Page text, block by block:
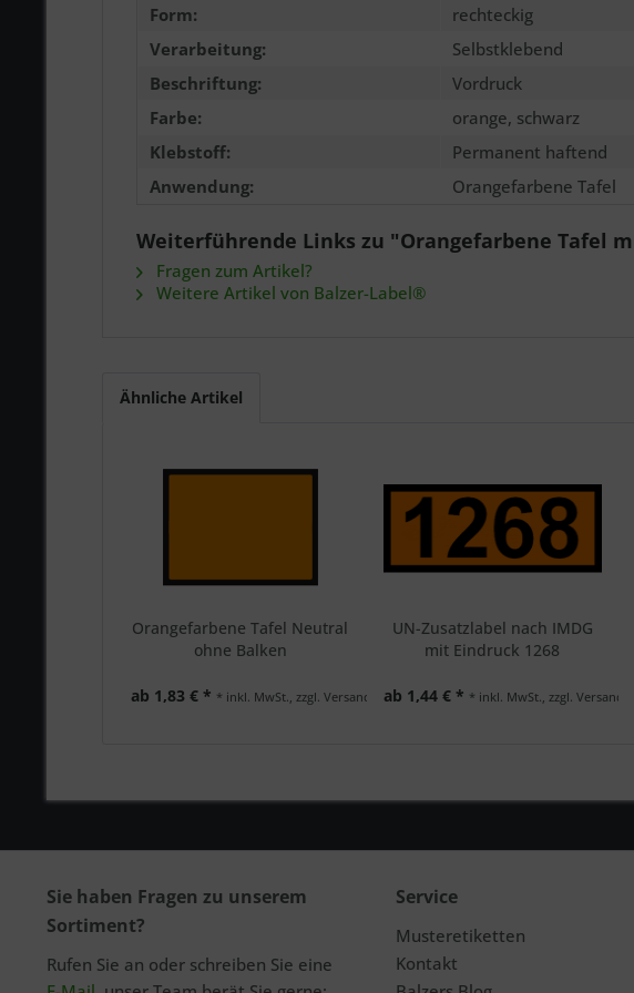
Form:
rechteckig
Verarbeitung:
Selbstklebend
Beschriftung:
Vordruck
Farbe:
orange, schwarz
Klebstoff:
Permanent haftend
Anwendung:
Orangefarbene Tafel
Weiterführende Links zu "Orangefarbene Tafel
Fragen zum Artikel?
Weitere Artikel von Balzer-Label®
Ähnliche Artikel
Orangefarbene Tafel Neutral
ohne Balken
ab 1,83 € * * inkl. MwSt., zzgl. Versand
UN-Zusatzlabel nach IMDG
mit Eindruck 1268
ab 1,44 € * * inkl. MwSt., zzgl. Versand
Sie haben Fragen zu unserem
Sortiment?
Rufen Sie an oder schreiben Sie eine
Service
Musteretiketten
Kontakt